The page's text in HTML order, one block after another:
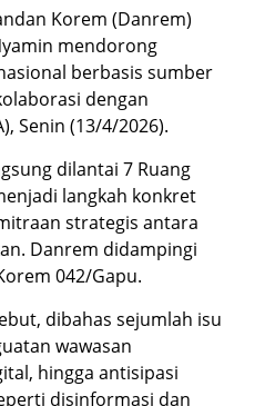
Korem (Danrem)
mendorong
berbasis sumber
dengan
Senin (13/4/2026).
dilantai 7 Ruang
langkah konkret
strategis antara
Danrem didampingi
042/Gapu.
dibahas sejumlah isu
wawasan
hingga antisipasi
disinformasi dan